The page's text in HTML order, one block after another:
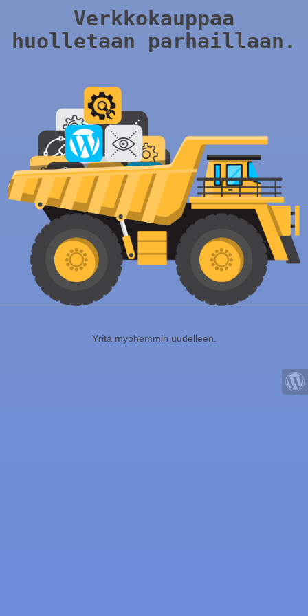
Verkkokauppaa
huolletaan parhaillaan.
Yritä myöhemmin uudelleen.